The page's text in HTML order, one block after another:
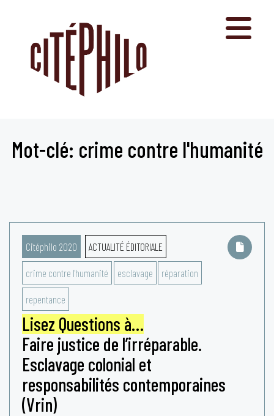
Mot-clé: crime contre l'humanité
Citéphilo 2020 ACTUALITÉ ÉDITORIALE
crime contre l'humanité esclavage réparation
repentance
Lisez Questions à…
Faire justice de l’irréparable.
Esclavage colonial et
responsabilités contemporaines
(Vrin)